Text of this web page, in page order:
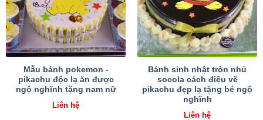
Mẫu bánh pokemon -
pikachu độc lạ ăn được
ngộ nghĩnh tặng nam nữ
Liên hệ
Bánh sinh nhật tròn nhủ
socola cách điệu vẽ
pikachu đẹp lạ tặng bé ngộ
nghĩnh
Liên hệ